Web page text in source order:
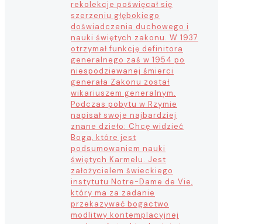
rekolekcje poświęcał się
szerzeniu głębokiego
doświadczenia duchowego i
nauki świętych zakonu. W 1937
otrzymał funkcję definitora
generalnego zaś w 1954 po
niespodziewanej śmierci
generała Zakonu został
wikariuszem generalnym.
Podczas pobytu w Rzymie
napisał swoje najbardziej
znane dzieło: Chcę widzieć
Boga, które jest
podsumowaniem nauki
świętych Karmelu. Jest
założycielem świeckiego
instytutu Notre-Dame de Vie,
który ma za zadanie
przekazywać bogactwo
modlitwy kontemplacyjnej